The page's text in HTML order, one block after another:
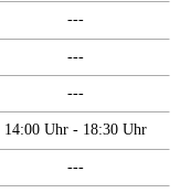
---
---
---
14:00 Uhr - 18:30 Uhr
---